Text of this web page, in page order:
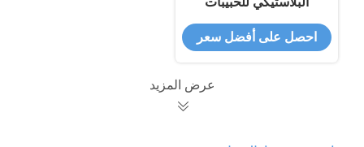
احصل على أفضل سعر
عرض المزيد